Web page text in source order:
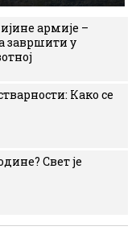
армије –
завршити у
Како се
Свет је